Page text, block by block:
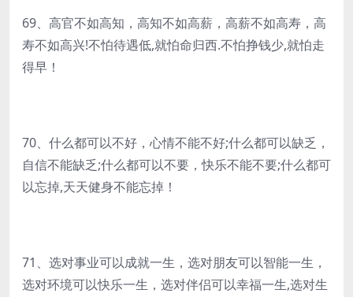
69、高官不如高知，高知不如高薪，高薪不如高寿，高
寿不如高兴!不怕待遇低,就怕命归西.不怕挣钱少,就怕走
得早！
70、什么都可以不好，心情不能不好;什么都可以缺乏，
自信不能缺乏;什么都可以不要，快乐不能不要;什么都可
以忘掉,天天健身不能忘掉！
71、选对事业可以成就一生，选对朋友可以智能一生，
选对环境可以快乐一生，选对伴侣可以幸福一生,选对生